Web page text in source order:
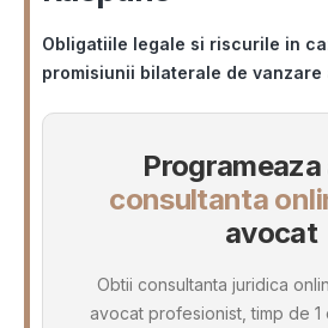
Obligatiile legale si riscurile in
promisiunii bilaterale de vanzare
Programeaza
consultanta
avocat
Obtii consultanta juridica
avocat profesionist, timp de 1